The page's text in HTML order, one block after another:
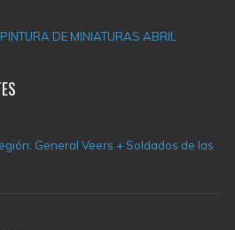
DE MINIATURAS ABRIL
General Veers + Soldados de las